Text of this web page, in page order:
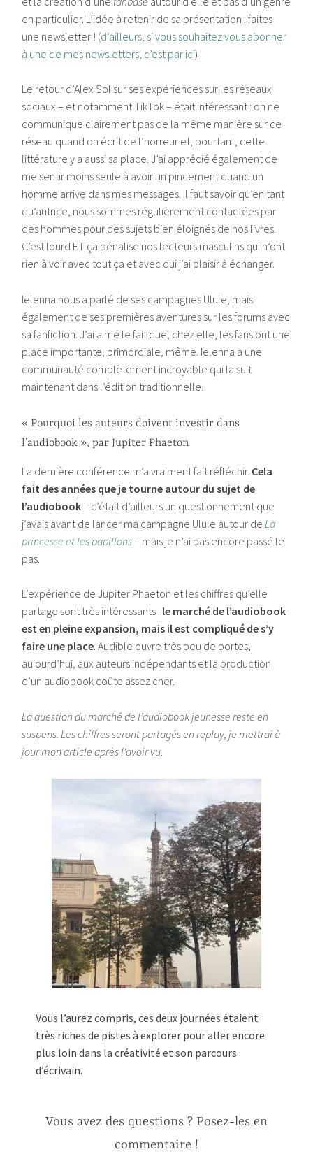
en particulier. L’idée à retenir de sa présentation : faites
une newsletter ! (d’ailleurs, si vous souhaitez vous abonner
à une de mes newsletters, c’est par ici)
Le retour d’Alex Sol sur ses expériences sur les réseaux
sociaux – et notamment TikTok – était intéressant : on ne
communique clairement pas de la même manière sur ce
réseau quand on écrit de l’horreur et, pourtant, cette
littérature y a aussi sa place. J’ai apprécié également de
me sentir moins seule à avoir un pincement quand un
homme arrive dans mes messages. Il faut savoir qu’en tant
qu’autrice, nous sommes régulièrement contactées par
des hommes pour des sujets bien éloignés de nos livres.
C’est lourd ET ça pénalise nos lecteurs masculins qui n’ont
rien à voir avec tout ça et avec qui j’ai plaisir à échanger.
Ielenna nous a parlé de ses campagnes Ulule, mais
également de ses premières aventures sur les forums avec
sa fanfiction. J’ai aimé le fait que, chez elle, les fans ont une
place importante, primordiale, même. Ielenna a une
communauté complètement incroyable qui la suit
maintenant dans l’édition traditionnelle.
« Pourquoi les auteurs doivent investir dans
l’audiobook », par Jupiter Phaeton
La dernière conférence m’a vraiment fait réfléchir. Cela
fait des années que je tourne autour du sujet de
l’audiobook– c’était d’ailleurs un questionnement que
j’avais avant de lancer ma campagne Ulule autour de La
princesse et les papillons– mais je n’ai pas encore passé le
pas.
L’expérience de Jupiter Phaeton et les chiffres qu’elle
partage sont très intéressants : le marché de l’audiobook
est en pleine expansion, mais il est compliqué de s’y
faire une place. Audible ouvre très peu de portes,
aujourd’hui, aux auteurs indépendants et la production
d’un audiobook coûte assez cher.
La question du marché de l’audiobook jeunesse reste en
suspens. Les chiffres seront partagés en replay, je mettrai à
jour mon article après l’avoir vu.
Vous l’aurez compris, ces deux journées étaient
très riches de pistes à explorer pour aller encore
plus loin dans la créativité et son parcours
d’écrivain.
Vous avez des questions ? Posez-les en
commentaire !